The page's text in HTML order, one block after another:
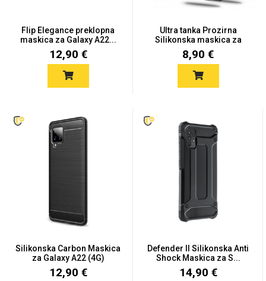
Flip Elegance preklopna
maskica za Galaxy A22...
12,90 €
Ultra tanka Prozirna
Silikonska maskica za
Sam...
8,90 €
Silikonska Carbon Maskica
za Galaxy A22 (4G)
12,90 €
Defender II Silikonska Anti
Shock Maskica za S...
14,90 €
Apstraktni motivi
Monogrami Dječji motivi